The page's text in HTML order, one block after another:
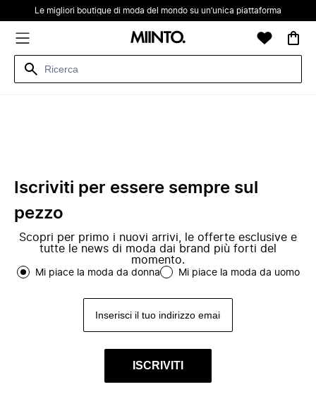
Le migliori boutique di moda del mondo su un’unica piattaforma
Iscriviti per essere sempre sul
pezzo
Scopri per primo i nuovi arrivi, le offerte esclusive e
tutte le news di moda dai brand più forti del
momento.
Mi piace la moda da donna Mi piace la moda da uomo
ISCRIVITI